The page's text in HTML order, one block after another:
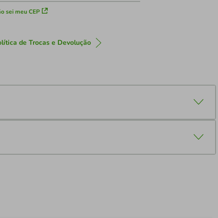
sei meu CEP
de Trocas e Devolução